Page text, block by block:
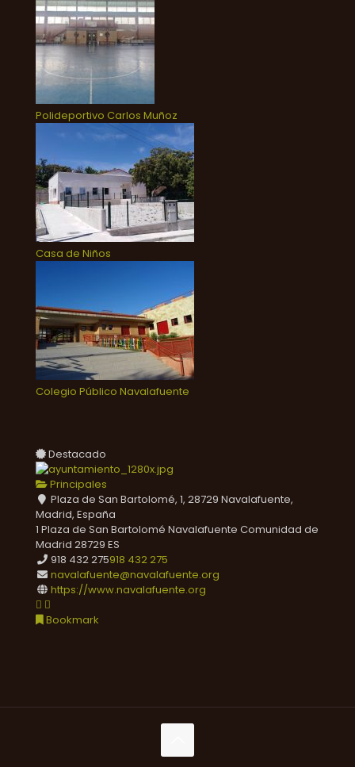
Polideportivo Carlos Muñoz
Casa de Niños
Colegio Público Navalafuente
Destacado
Principales
Plaza de San Bartolomé, 1, 28729 Navalafuente,
Madrid, España
1 Plaza de San Bartolomé Navalafuente Comunidad de
Madrid 28729 ES
918 432 275918 432 275
navalafuente@navalafuente.org
https://www.navalafuente.org
Bookmark